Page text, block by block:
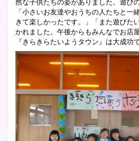
「小さいお友達やおうちの人たちと一
きて楽しかったです。」「また遊びた
かれました。午後からもみんなでお店
『きらきらたいようタウン』は大成功